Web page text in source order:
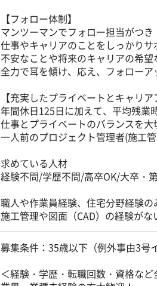
【フォロー体制】
マンツーマンでフォロー担当がつき
仕事やキャリアのことをしっかりサ
不安なことや将来のキャリアの希望
全力で耳を傾け、応え、フォローア
【充実したプライベートとキャリア
年間休日125日に加えて、平均残業
仕事とプライベートのバランスを大
一人前のプロジェクト管理者(施工
求めている人材
経験不問/学歴不問/高卒OK/大卒・
職人や作業員経験、住宅分野経験の
施工管理や図面（CAD）の経験がな
募集条件：35歳以下（例外事由3号
＜経験・学歴・転職回数・資格など